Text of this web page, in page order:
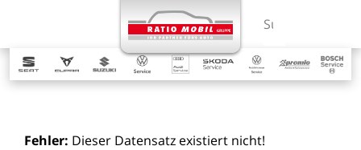
Suchbegriff
Fehler: Dieser Datensatz existiert nicht!